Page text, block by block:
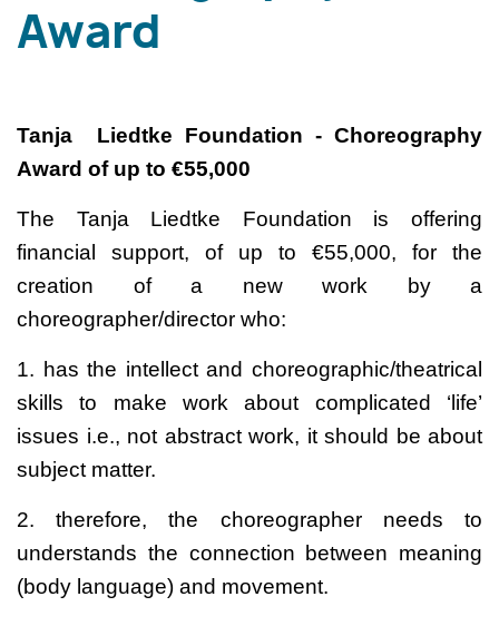
Award
Tanja Liedtke Foundation - Choreography
Award of up to €55,000
The Tanja Liedtke Foundation is offering
financial support, of up to €55,000, for the
creation of a new work by a
choreographer/director who:
1. has the intellect and choreographic/theatrical
skills to make work about complicated ‘life’
issues i.e., not abstract work, it should be about
subject matter.
2. therefore, the choreographer needs to
understands the connection between meaning
(body language) and movement.